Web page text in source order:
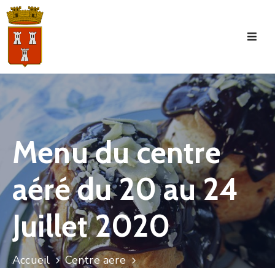
Accueil
Commune
Tourisme
Manifestations
Vie
Municipale
Services
Jeunesse
Menu du centre
aéré du 20 au 24
Juillet 2020
Accueil
Centre aere